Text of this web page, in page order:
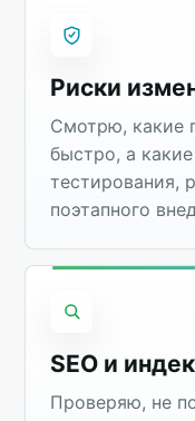
Риски
Смотрю, какие
быстро, а
тестирования,
поэтапного
SEO и
Проверяю, не